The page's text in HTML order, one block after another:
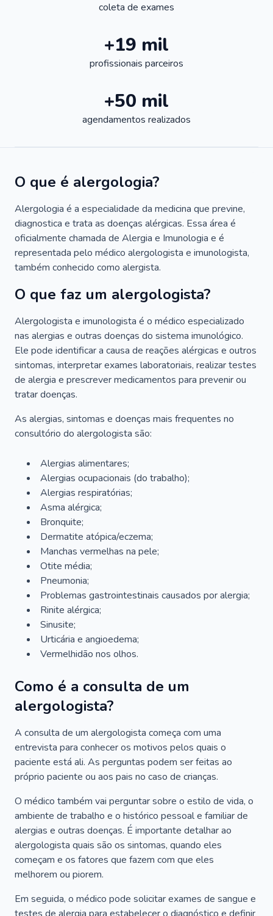
coleta de exames
+19 mil
profissionais parceiros
+50 mil
agendamentos realizados
O que é alergologia?
Alergologia é a especialidade da medicina que previne,
diagnostica e trata as doenças alérgicas. Essa área é
oficialmente chamada de Alergia e Imunologia e é
representada pelo médico alergologista e imunologista,
também conhecido como alergista.
O que faz um alergologista?
Alergologista e imunologista é o médico especializado
nas alergias e outras doenças do sistema imunológico.
Ele pode identificar a causa de reações alérgicas e outros
sintomas, interpretar exames laboratoriais, realizar testes
de alergia e prescrever medicamentos para prevenir ou
tratar doenças.
As alergias, sintomas e doenças mais frequentes no
consultório do alergologista são:
Alergias alimentares;
Alergias ocupacionais (do trabalho);
Alergias respiratórias;
Asma alérgica;
Bronquite;
Dermatite atópica/eczema;
Manchas vermelhas na pele;
Otite média;
Pneumonia;
Problemas gastrointestinais causados por alergia;
Rinite alérgica;
Sinusite;
Urticária e angioedema;
Vermelhidão nos olhos.
Como é a consulta de um
alergologista?
A consulta de um alergologista começa com uma
entrevista para conhecer os motivos pelos quais o
paciente está ali. As perguntas podem ser feitas ao
próprio paciente ou aos pais no caso de crianças.
O médico também vai perguntar sobre o estilo de vida, o
ambiente de trabalho e o histórico pessoal e familiar de
alergias e outras doenças. É importante detalhar ao
alergologista quais são os sintomas, quando eles
começam e os fatores que fazem com que eles
melhorem ou piorem.
Em seguida, o médico pode solicitar exames de sangue e